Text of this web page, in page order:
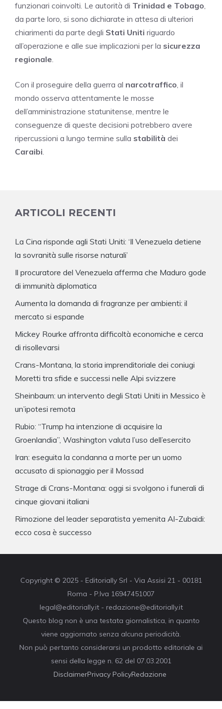
funzionari coinvolti. Le autorità di Trinidad e Tobago,
da parte loro, si sono dichiarate in attesa di ulteriori
chiarimenti da parte degli Stati Uniti riguardo
all’operazione e alle sue implicazioni per la sicurezza
regionale.
Con il proseguire della guerra al narcotraffico, il
mondo osserva attentamente le mosse
dell’amministrazione statunitense, mentre le
conseguenze di queste decisioni potrebbero avere
ripercussioni a lungo termine sulla stabilità dei
Caraibi.
ARTICOLI RECENTI
La Cina risponde agli Stati Uniti: ‘Il Venezuela detiene
la sovranità sulle risorse naturali’
Il procuratore del Venezuela afferma che Maduro gode
di immunità diplomatica
Aumenta la domanda di fragranze per ambienti: il
mercato si espande
Mickey Rourke affronta difficoltà economiche e cerca
di risollevarsi
Crans-Montana, la storia imprenditoriale dei coniugi
Moretti tra sfide e successi nelle Alpi svizzere
Sheinbaum: un intervento degli Stati Uniti in Messico è
un’ipotesi remota
Rubio: “Trump ha intenzione di acquisire la
Groenlandia”, Washington valuta l’uso dell’esercito
Iran: eseguita la condanna a morte per un uomo
accusato di spionaggio per il Mossad
Strage di Crans-Montana: oggi si svolgono i funerali di
cinque giovani italiani
Rimozione del leader separatista yemenita Al-Zubaidi:
ecco cosa è successo
Copyright © 2025 - Editorially Srl - Via Assisi 21 - 00181
Roma - P.Iva 16947451007
legal@editorially.it - redazione@editorially.it
Questo blog non è una testata giornalistica, in quanto
viene aggiornato senza alcuna periodicità.
Non può pertanto considerarsi un prodotto editoriale ai
sensi della legge n. 62 del 07.03.2001
DisclaimerPrivacy PolicyRedazione